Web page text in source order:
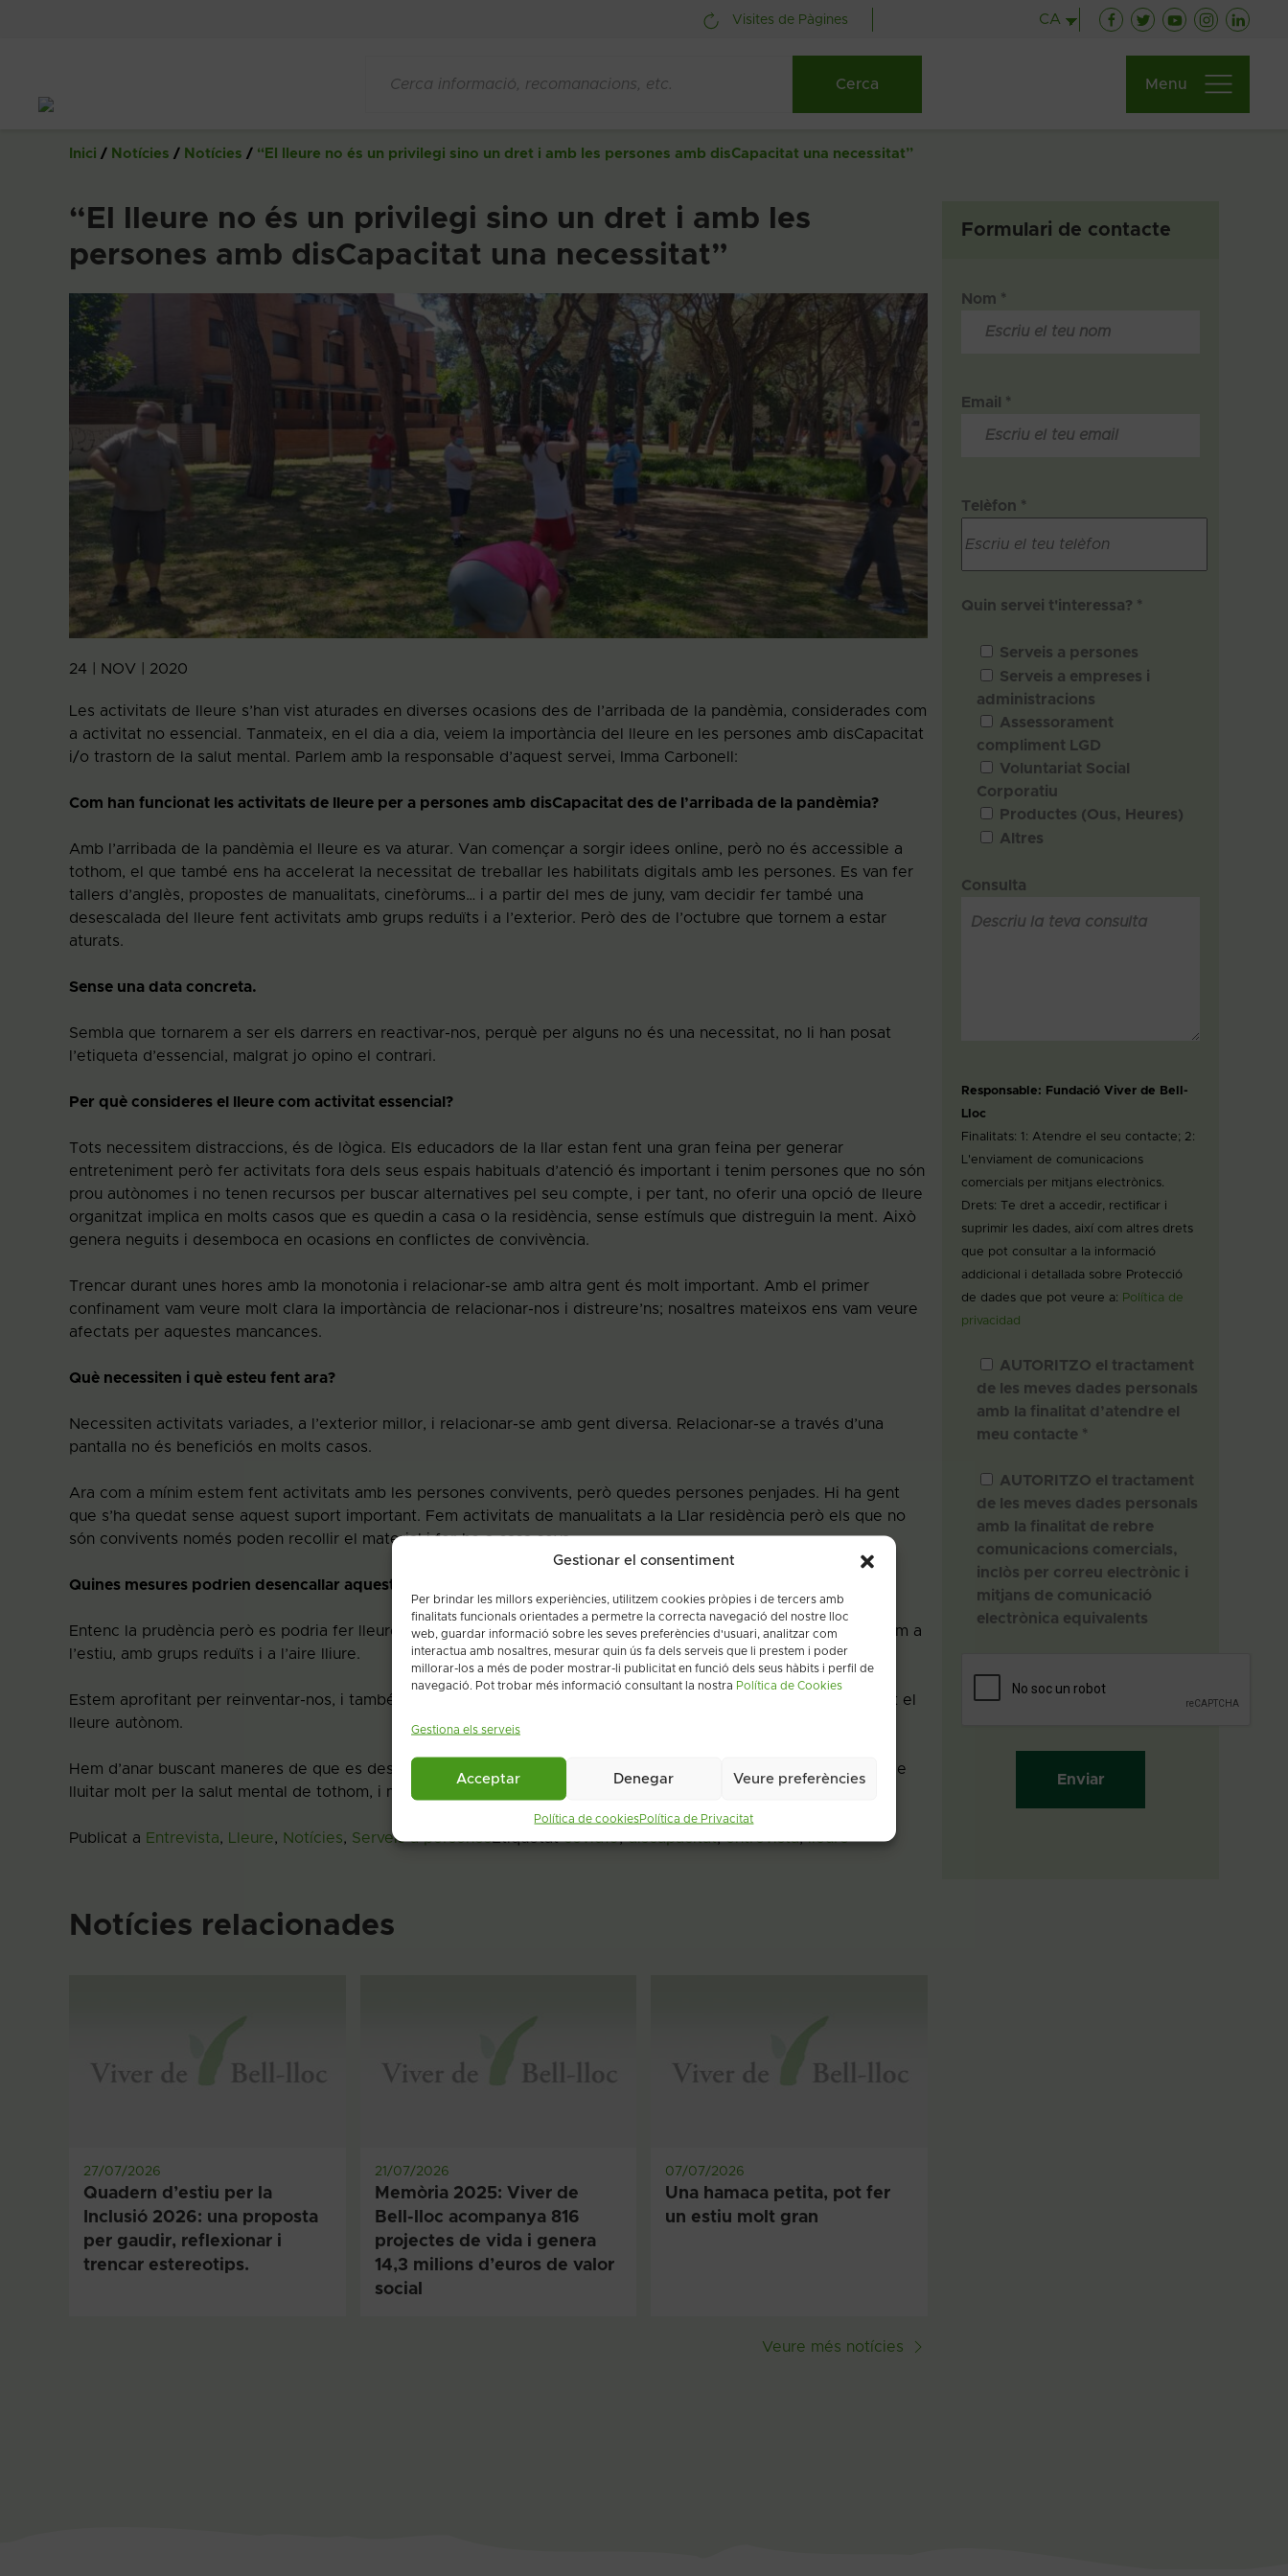
Gestionar el consentiment
Per brindar les millors experiències, utilitzem cookies pròpies i de tercers amb
finalitats funcionals orientades a permetre la correcta navegació del nostre lloc
web, guardar informació sobre les seves preferències d'usuari, analitzar com
interactua amb nosaltres, mesurar quin ús fa dels serveis que li prestem i poder
millorar-los a més de poder mostrar-li publicitat en funció dels seus hàbits i perfil de
navegació. Pot trobar més informació consultant la nostra Política de Cookies
Gestiona els serveis
Acceptar Denegar Veure preferències
Política de cookiesPolítica de Privacitat
Visites de Pàgines CA
Facebook
TwitterYouTubeInstagram
Menu
Inici / Notícies / Notícies / “El lleure no és un privilegi sino un dret i amb les persones amb disCapacitat una necessitat”
“El lleure no és un privilegi sino un dret i amb les
persones amb disCapacitat una necessitat”
24 | NOV | 2020
Les activitats de lleure s’han vist aturades en diverses ocasions des de l’arribada de la pandèmia, considerades com
a activitat no essencial. Tanmateix, en el dia a dia, veiem la importància del lleure en les persones amb disCapacitat
i/o trastorn de la salut mental. Parlem amb la responsable d’aquest servei, Imma Carbonell:
Com han funcionat les activitats de lleure per a persones amb disCapacitat des de l’arribada de la pandèmia?
Amb l’arribada de la pandèmia el lleure es va aturar. Van començar a sorgir idees online, però no és accessible a
tothom, el que també ens ha accelerat la necessitat de treballar les habilitats digitals amb les persones. Es van fer
tallers d’anglès, propostes de manualitats, cinefòrums… i a partir del mes de juny, vam decidir fer també una
desescalada del lleure fent activitats amb grups reduïts i a l’exterior. Però des de l’octubre que tornem a estar
aturats.
Sense una data concreta.
Sembla que tornarem a ser els darrers en reactivar-nos, perquè per alguns no és una necessitat, no li han posat
l’etiqueta d’essencial, malgrat jo opino el contrari.
Per què consideres el lleure com activitat essencial?
Tots necessitem distraccions, és de lògica. Els educadors de la llar estan fent una gran feina per generar
entreteniment però fer activitats fora dels seus espais habituals d’atenció és important i tenim persones que no són
prou autònomes i no tenen recursos per buscar alternatives pel seu compte, i per tant, no oferir una opció de lleure
organitzat implica en molts casos que es quedin a casa o la residència, sense estímuls que distreguin la ment. Això
genera neguits i desemboca en ocasions en conflictes de convivència.
Trencar durant unes hores amb la monotonia i relacionar-se amb altra gent és molt important. Amb el primer
confinament vam veure molt clara la importància de relacionar-nos i distreure’ns; nosaltres mateixos ens vam veure
afectats per aquestes mancances.
Què necessiten i què esteu fent ara?
Necessiten activitats variades, a l’exterior millor, i relacionar-se amb gent diversa. Relacionar-se a través d’una
pantalla no és beneficiós en molts casos.
Ara com a mínim estem fent activitats amb les persones convivents, però quedes persones penjades. Hi ha gent
que s’ha quedat sense aquest suport important. Fem activitats de manualitats a la Llar residència però els que no
són convivents només poden recollir el material i fer-ho a casa seva.
Quines mesures podrien desencallar aquesta situació?
Entenc la prudència però es podria fer lleure respectant les mesures, és possible. Demanem funcionar com fèiem a
l’estiu, amb grups reduïts i a l’aire lliure.
Estem aprofitant per reinventar-nos, i també hem vist oportunitats de millora fent grups més reduïts i potenciant el
lleure autònom.
Hem d’anar buscant maneres de que es descompensin el menys possible en la situació que estem vivint. Hem de
lluitar molt per la salut mental de tothom, i més encara en els col·lectius més vulnerables.
Publicat a Entrevista, Lleure, Notícies, Serveis a personesEtiquetatcovid19,discapacitat,entrevista,lleure
Notícies relacionades
27/07/2026
Quadern d’estiu per la
Inclusió 2026: una proposta
per gaudir, reflexionar i
trencar estereotips.
21/07/2026
Memòria 2025: Viver de
Bell-lloc acompanya 816
projectes de vida i genera
14,3 milions d’euros de valor
social
07/07/2026
Una hamaca petita, pot fer
un estiu molt gran
Veure més notícies
Formulari de contacte
Nom *
Email *
Telèfon *
Quin servei t'interessa? *
Serveis a persones
Serveis a empreses i
administracions
Assessorament
compliment LGD
Voluntariat Social
Corporatiu
Productes (Ous, Heures)
Altres
Consulta
Responsable: Fundació Viver de Bell-
Lloc
Finalitats: 1: Atendre el seu contacte; 2:
L'enviament de comunicacions
comercials per mitjans electrònics.
Drets: Te dret a accedir, rectificar i
suprimir les dades, així com altres drets
que pot consultar a la informació
addicional i detallada sobre Protecció
de dades que pot veure a: Política de
privacidad
AUTORITZO el tractament
de les meves dades personals
amb la finalitat d’atendre el
meu contacte *
AUTORITZO el tractament
de les meves dades personals
amb la finalitat de rebre
comunicacions comercials,
inclòs per correu electrònic i
mitjans de comunicació
electrònica equivalents